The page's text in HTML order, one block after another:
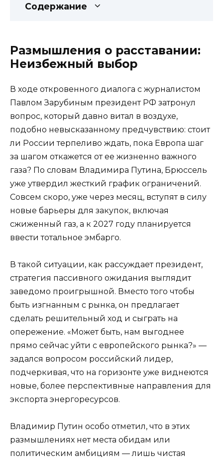
Содержание
Размышления о расставании:
Неизбежный выбор
В ходе откровенного диалога с журналистом
Павлом Зарубиным президент РФ затронул
вопрос, который давно витал в воздухе,
подобно невысказанному предчувствию: стоит
ли России терпеливо ждать, пока Европа шаг
за шагом откажется от ее жизненно важного
газа? По словам Владимира Путина, Брюссель
уже утвердил жесткий график ограничений.
Совсем скоро, уже через месяц, вступят в силу
новые барьеры для закупок, включая
сжиженный газ, а к 2027 году планируется
ввести тотальное эмбарго.
В такой ситуации, как рассуждает президент,
стратегия пассивного ожидания выглядит
заведомо проигрышной. Вместо того чтобы
быть изгнанным с рынка, он предлагает
сделать решительный ход и сыграть на
опережение. «Может быть, нам выгоднее
прямо сейчас уйти с европейского рынка?» —
задался вопросом российский лидер,
подчеркивая, что на горизонте уже виднеются
новые, более перспективные направления для
экспорта энергоресурсов.
Владимир Путин особо отметил, что в этих
размышлениях нет места обидам или
политическим амбициям — лишь чистая